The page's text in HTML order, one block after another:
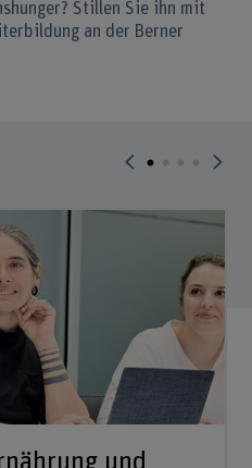
Stillen Sie ihn mit
an der Berner
und